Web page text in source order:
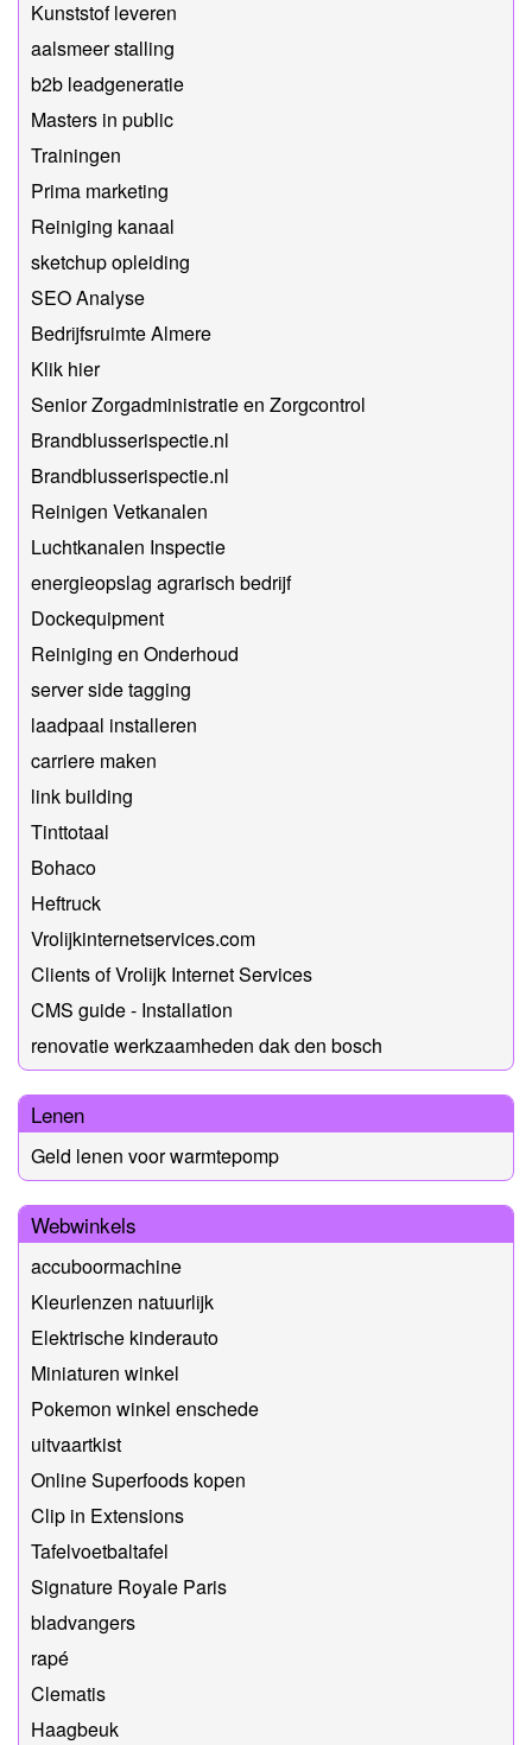
Kunststof leveren
aalsmeer stalling
b2b leadgeneratie
Masters in public
Trainingen
Prima marketing
Reiniging kanaal
sketchup opleiding
SEO Analyse
Bedrijfsruimte Almere
Klik hier
Senior Zorgadministratie en Zorgcontrol
Brandblusserispectie.nl
Brandblusserispectie.nl
Reinigen Vetkanalen
Luchtkanalen Inspectie
energieopslag agrarisch bedrijf
Dockequipment
Reiniging en Onderhoud
server side tagging
laadpaal installeren
carriere maken
link building
Tinttotaal
Bohaco
Heftruck
Vrolijkinternetservices.com
Clients of Vrolijk Internet Services
CMS guide - Installation
renovatie werkzaamheden dak den bosch
Lenen
Geld lenen voor warmtepomp
Webwinkels
accuboormachine
Kleurlenzen natuurlijk
Elektrische kinderauto
Miniaturen winkel
Pokemon winkel enschede
uitvaartkist
Online Superfoods kopen
Clip in Extensions
Tafelvoetbaltafel
Signature Royale Paris
bladvangers
rapé
Clematis
Haagbeuk